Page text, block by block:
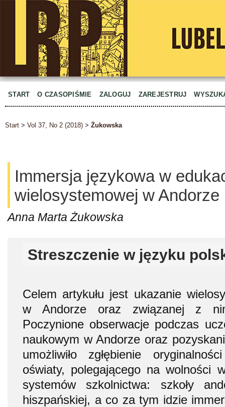
START O CZASOPIŚMIE ZALOGUJ ZAREJESTRUJ
Start > Vol 37, No 2 (2018) > Żukowska
Immersja językowa w
wielosystemowej w Andorze
Anna Marta Żukowska
Streszczenie w języku
Celem artykułu jest ukazanie
w Andorze oraz związanej z
Poczynione obserwacje podczas
naukowym w Andorze oraz
umożliwiło zgłębienie
oświaty, polegającego na wolności
systemów szkolnictwa: szkoły
hiszpańskiej, a co za tym idzie